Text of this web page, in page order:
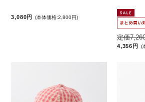
3,080円 (本体価格:2,800円)
定価
4,356円 (